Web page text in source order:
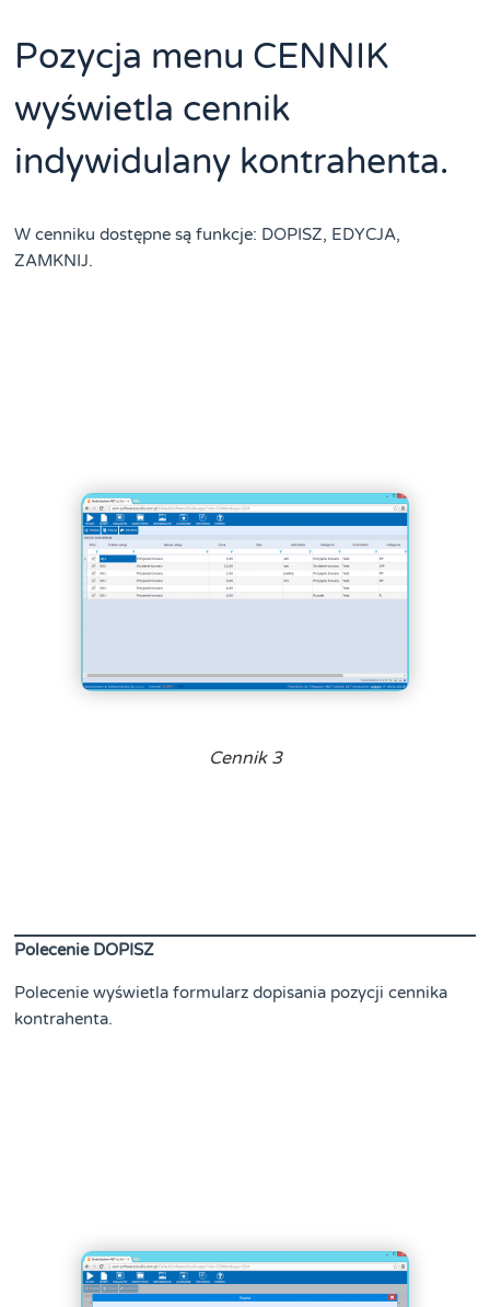
Pozycja menu CENNIK
wyświetla cennik
indywidulany kontrahenta.
W cenniku dostępne są funkcje: DOPISZ, EDYCJA,
ZAMKNIJ.
Cennik 3
Polecenie DOPISZ
Polecenie wyświetla formularz dopisania pozycji cennika
kontrahenta.